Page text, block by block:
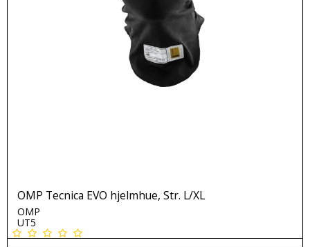
OMP Tecnica EVO hjelmhue, Str. L/XL
OMP
UT5